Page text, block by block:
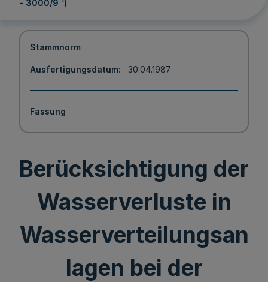
- 3000/9 ¹)
Stammnorm
Ausfertigungsdatum 30.04.1987
Fassung
Berücksichtigung der
Wasserverluste in
Wasserverteilungsan
lagen bei der